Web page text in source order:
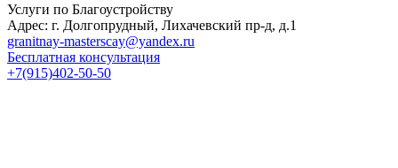
Услуги по Благоустройству
Адрес: г. Долгопрудный, Лихачевский пр-д, д.1
granitnay-masterscay@yandex.ru
Бесплатная консультация
+7(915)402-50-50